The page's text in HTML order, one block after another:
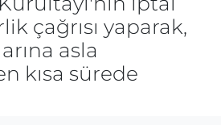
çağrısı yaparak,
asla
kısa sürede